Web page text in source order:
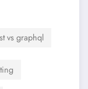
vs graphql